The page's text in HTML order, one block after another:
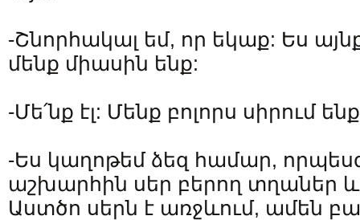
-Շնորհակալ եմ, որ եկաք: Ես
մենք միասին ենք:
-Մե՛նք էլ: Մենք բոլորս սիրում
-Ես կաղոթեմ ձեզ համար,
աշխարհին սեր բերող տղաներ
Աստծո սերն է առջևում, ամեն